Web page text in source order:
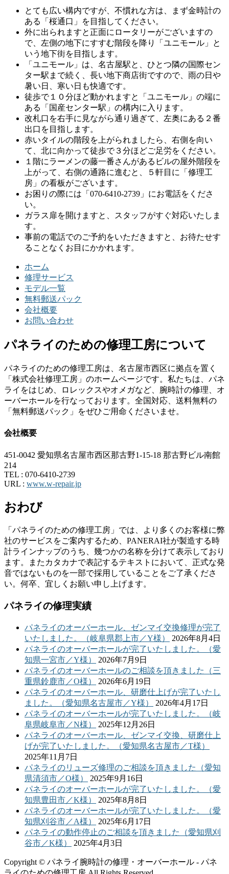
とても広い構内ですが、不慣れな方は、まず金時計の
ある「桜通口」を目指してください。
外に出られますと正面にロータリーがございますの
で、左側の地下にすすむ階段を降り「ユニモール」と
いう地下街を目指します。
「ユニモール」は、名古屋駅と、ひとつ隣の国際セン
ター駅まで続く、長い地下商店街ですので、雨の日や
暑い日、寒い日も快適です。
徒歩で１０分ほど動かれますと「ユニモール」の端に
ある「国産センター駅」の構内に入ります。
改札口を右手に見ながら通り過ぎて、左奥にある２番
出口を目指します。
赤いタイルの階段を上がられましたら、右側を向い
て、北に向かって徒歩で３分ほどご足労をください。
１階にラーメンの藤一番さんがあるビルの屋外階段を
上がって、右側の通路に進むと、５軒目に「修理工
房」の看板がございます。
お困りの際には「070-6410-2739」にお電話をくださ
い。
ガラス扉を開けますと、スタッフがすぐ対応いたしま
す。
事前の電話でのご予約をいただきますと、お待たせす
ることなくお目にかかれます。
ホーム
修理サービス
モデル一覧
無料郵送パック
会社概要
お問い合わせ
パネライのための修理工房について
パネライのための修理工房は、名古屋市西区に拠点を置く
「株式会社修理工房」のホームページです。私たちは、パネ
ライをはじめ、ロレックスやオメガなど、腕時計の修理、オ
ーバーホールを行なっております。全国対応、送料無料の
「無料郵送パック」をぜひご用命くださいませ。
会社概要
451-0042 愛知県名古屋市西区那古野1-15-18 那古野ビル南館
214
TEL : 070-6410-2739
URL : www.w-repair.jp
おわび
「パネライのための修理工房」では、より多くのお客様に弊
社のサービスをご案内するため、PANERAI社が製造する時
計ラインナップのうち、幾つかの名称を分けて表示しており
ます。またカタカナで表記するテキストにおいて、正式な発
音ではないものを一部で採用していることをご了承くださ
い。何卒、宜しくお願い申し上げます。
パネライの修理実績
パネライのオーバーホール、ゼンマイ交換修理が完了
いたしました。（岐阜県郡上市／Y様）
2026年8月4日
パネライのオーバーホールが完了いたしました。（愛
知県一宮市／Y様）
2026年7月9日
パネライのオーバーホールのご相談を頂きました（三
重県鈴鹿市／O様）
2026年6月19日
パネライのオーバーホール、研磨仕上げが完了いたし
ました。（愛知県名古屋市／Y様）
2026年4月17日
パネライのオーバーホールが完了いたしました。（岐
阜県岐阜市／N様）
2025年12月26日
パネライのオーバーホール、ゼンマイ交換、研磨仕上
げが完了いたしました。（愛知県名古屋市／T様）
2025年11月7日
パネライのリューズ修理のご相談を頂きました（愛知
県清須市／O様）
2025年9月16日
パネライのオーバーホールが完了いたしました。（愛
知県豊田市／K様）
2025年8月8日
パネライのオーバーホールが完了いたしました。（愛
知県刈谷市／A様）
2025年6月17日
パネライの動作停止のご相談を頂きました（愛知県刈
谷市／K様）
2025年4月3日
Copyright © パネライ腕時計の修理・オーバーホール - パネ